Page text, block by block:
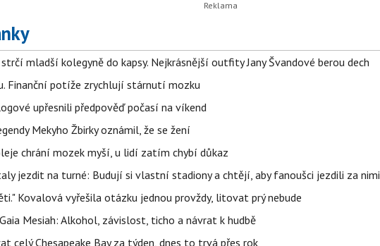
mladší kolegyně do kapsy. Nejkrásnější outfity Jany Švandové berou dech
Finanční potíže zrychlují stárnutí mozku
upřesnili předpověď počasí na víkend
Mekyho Žbirky oznámil, že se žení
chrání mozek myší, u lidí zatím chybí důkaz
jezdit na turné: Budují si vlastní stadiony a chtějí, aby fanoušci jezdili za nimi
Kovalová vyřešila otázku jednou provždy, litovat prý nebude
Mesiah: Alkohol, závislost, ticho a návrat k hudbě
celý Chesapeake Bay za týden, dnes to trvá přes rok